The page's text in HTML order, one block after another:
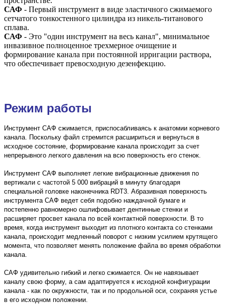
САФ - Первый инструмент в виде эластичного сжимаемого
сетчатого тонкостенного цилиндра из никель-титанового
сплава.
САФ - Это "один инструмент на весь канал", минимальное
инвазивное полноценное трехмерное очищение и
формирование канала при постоянной ирригации раствора,
что обеспечивает превосходную дезенфекцию.
Режим работы
Инструмент САФ сжимается, приспосабливаясь к анатомии корневого
канала. Поскольку файл стремится расшириться и вернуться в
исходное состояние, формирование канала происходит за счет
непрерывного легкого давления на всю поверхность его стенок.
Инструмент САФ выполняет легкие вибрационные движения по
вертикали с частотой 5 000 вибраций в минуту благодаря
специальной головке наконечника RDT3. Абразивная поверхность
инструмента САФ ведет себя подобно наждачной бумаге и
постепенно равномерно ошлифовывает дентинные стенки и
расширяет просвет канала по всей контактной поверхности. В то
время, когда инструмент выходит из плотного контакта со стенками
канала, происходит медленный поворот с низким усилием крутящего
момента, что позволяет менять положение файла во время обработки
канала.
САФ удивительно гибкий и легко сжимается. Он не навязывает
каналу свою форму, а сам адаптируется к исходной конфигурации
канала - как по окружности, так и по продольной оси, сохраняя устье
в его исходном положении.